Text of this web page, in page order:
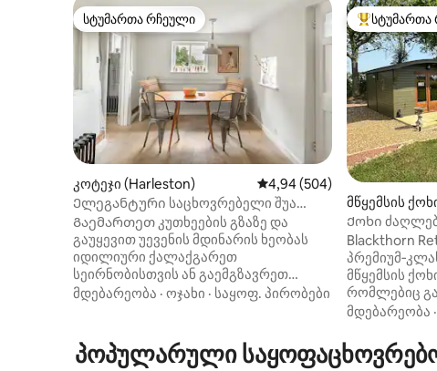
სტუმართა რჩეული
სტუმართა რჩეული
კოტეჯი (Harleston) საშუალო შეფასებაა
4,94 (504)
Ელეგანტური საცხოვრებელი შუა
საუკუნეების კოტეჯში
Გაემართეთ კუთხეების გზაზე და
გაუყევით უევენის მდინარის ხეობას
იდილიური ქალაქგარეთ
სეირნობისთვის ან გაემგზავრეთ
სუფსის ულამაზეს სანაპიროზე, შემდეგ
ჟურნალების მასპინძელი, ეს
ბუკოლიკური საცხოვრებელი
მდებარეობა · ოჯახი · საყოფ. პირობები
სტუმართა
სტუმართა
მწყემსის
ი)
Ქოხი
Blackthorn
მწყემსის
რომლებიც
ღობით
იშლება
ხედები და
მდებარეობა ·
პოპულარული